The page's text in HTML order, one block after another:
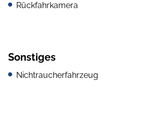
Rückfahrkamera
Sonstiges
Nichtraucherfahrzeug